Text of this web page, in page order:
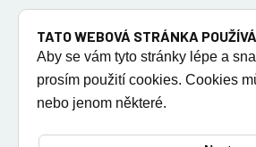
TATO WEBOVÁ STRÁNKA
Aby se vám tyto stránky lépe a
prosím použití cookies. Cookies
nebo jenom některé.